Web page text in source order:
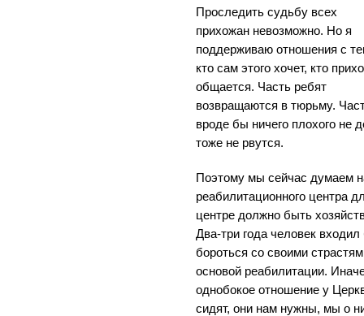
Проследить судьбу всех
прихожан невозможно. Но я
поддерживаю отношения с
кто сам этого хочет, кто
общается. Часть ребят
возвращаются в тюрьму.
вроде бы ничего плохого не
тоже не рвутся.
Поэтому мы сейчас думаем
реабилитационного центра
центре должно быть
Два-три года человек
бороться со своими
основой реабилитации.
однобокое отношение у
сидят, они нам нужны, мы о